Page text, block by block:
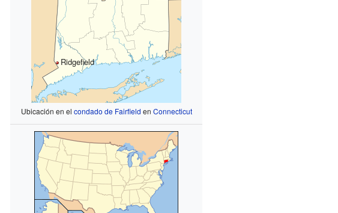
Ridgefield
Ubicación en el condado de Fairfield en Connecticut